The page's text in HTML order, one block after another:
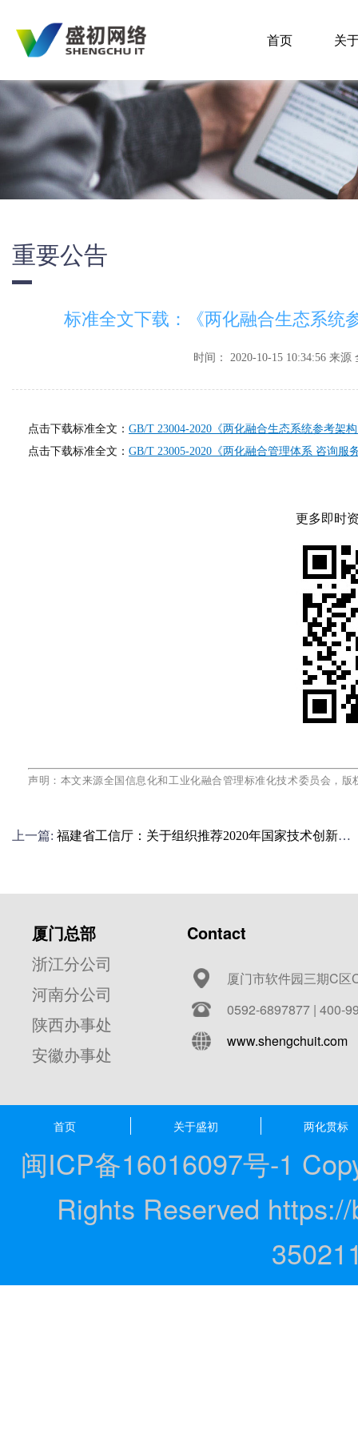
关
首页
重要公告
标准全文下载：《两化融合生态系统
时间： 2020-10-15 10:34:56 来源
点击下载标准全文： GB/T 23004-2020《两化融合生态系统参考架
点击下载标准全文： GB/T 23005-2020《两化融合管理体系 咨询服
更多即时
声明：本文来源全国信息化和工业化融合管理标准化技术委员会，
上一篇: 福建省工信厅：关于组织推荐2020年国家技术创新示
厦门总部
浙江分公司
河南分公司
陕西办事处
安徽办事处
Contact
厦门市软件园三期C区
0592-6897877 | 400-
www.shengchuit.com
首页 关于盛初 两化贯标
闽ICP备16016097号-1
Rights Reserved